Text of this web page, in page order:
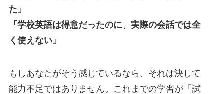
た」
「学校英語は得意だったのに、実際の会話では全
く使えない」
もしあなたがそう感じているなら、それは決して
能力不足ではありません。これまでの学習が「試